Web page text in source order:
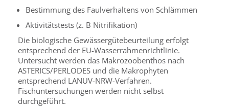
Bestimmung des Faulverhaltens von Schlämmen
Aktivitätstests (z. B Nitrifikation)
Die biologische Gewässergütebeurteilung erfolgt
entsprechend der EU-Wasserrahmenrichtlinie.
Untersucht werden das Makrozoobenthos nach
ASTERICS/PERLODES und die Makrophyten
entsprechend LANUV-NRW-Verfahren.
Fischuntersuchungen werden nicht selbst
durchgeführt.